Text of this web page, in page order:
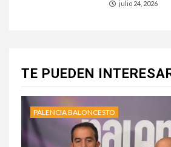
julio 24, 2026
TE PUEDEN
PALENCIA BALONCESTO